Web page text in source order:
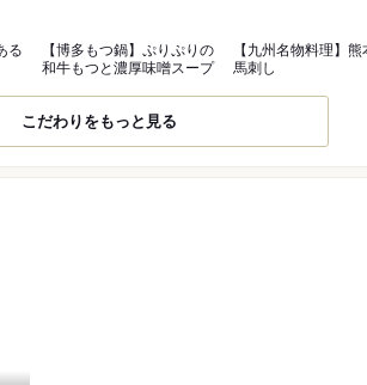
る
【博多もつ鍋】ぷりぷりの
和牛もつと濃厚味噌スープ
【九州名物料理】
馬刺し
こだわりをもっと見る